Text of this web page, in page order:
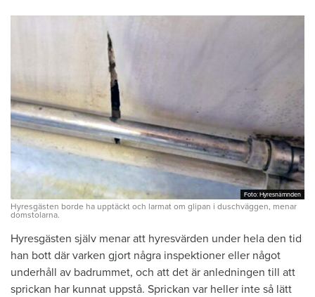
Foto: Hyresnämnden
Foto: Hyresnämnden
Hyresgästen borde ha upptäckt och larmat om glipan i duschväggen, menar
domstolarna.
Hyresgästen själv menar att hyresvärden under hela den tid
han bott där varken gjort några inspektioner eller något
underhåll av badrummet, och att det är anledningen till att
sprickan har kunnat uppstå. Sprickan var heller inte så lätt